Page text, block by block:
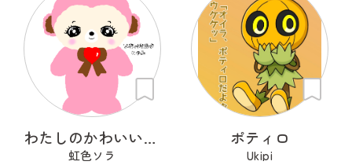
わたしのかわいいせかい
虹色ソラ
ポティロ
Ukipi